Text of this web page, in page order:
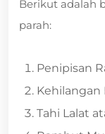
Berikut adalah
parah:
Penipisan
Kehilangan
Tahi Lalat